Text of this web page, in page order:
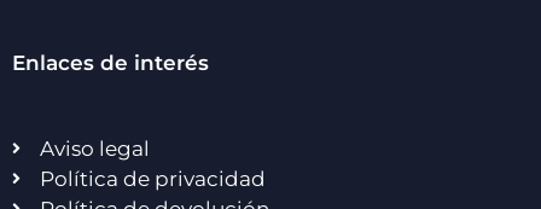
Enlaces de interés
Aviso legal
Política de privacidad